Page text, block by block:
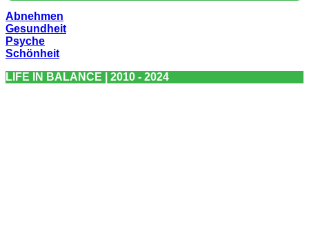
Abnehmen
Gesundheit
Psyche
Schönheit
LIFE IN BALANCE | 2010 - 2024